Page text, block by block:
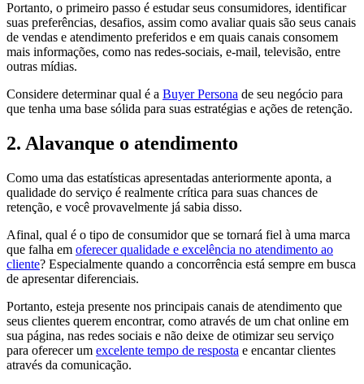
Portanto, o primeiro passo é estudar seus consumidores, identificar
suas preferências, desafios, assim como avaliar quais são seus canais
de vendas e atendimento preferidos e em quais canais consomem
mais informações, como nas redes-sociais, e-mail, televisão, entre
outras mídias.
Considere determinar qual é a Buyer Persona de seu negócio para
que tenha uma base sólida para suas estratégias e ações de retenção.
2. Alavanque o atendimento
Como uma das estatísticas apresentadas anteriormente aponta, a
qualidade do serviço é realmente crítica para suas chances de
retenção, e você provavelmente já sabia disso.
Afinal, qual é o tipo de consumidor que se tornará fiel à uma marca
que falha em oferecer qualidade e excelência no atendimento ao
cliente? Especialmente quando a concorrência está sempre em busca
de apresentar diferenciais.
Portanto, esteja presente nos principais canais de atendimento que
seus clientes querem encontrar, como através de um chat online em
sua página, nas redes sociais e não deixe de otimizar seu serviço
para oferecer um excelente tempo de resposta e encantar clientes
através da comunicação.